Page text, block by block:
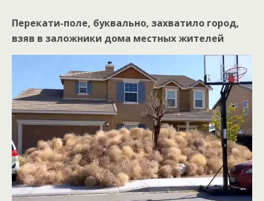
Перекати-поле, буквально, захватило город,
взяв в заложники дома местных жителей